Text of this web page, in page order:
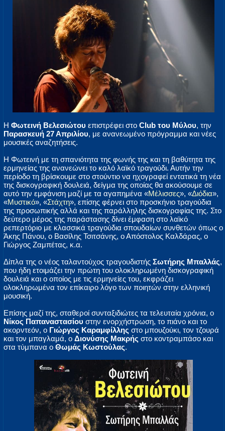
Η Φωτεινή Βελεσιώτου επιστρέφει στο Club του Μύλου, την
Παρασκευή 27 Απριλίου, με ανανεωμένο πρόγραμμα και νέες
μουσικές αναζητήσεις.
Η Φωτεινή με τη σπανιότητα της φωνής της και τη βαθύτητα της
ερμηνείας της ανανεώνει το καλό λαϊκό τραγούδι. Αυτήν την
περίοδο τη βρίσκουμε στο στούντιο να ηχογραφεί εντατικά τη νέα
της δισκογραφική δουλειά, δείγμα της οποίας θα ακούσουμε σε
αυτό την εμφάνιση μαζί με τα αγαπημένα «Μέλισσες», «Διόδια»,
«Μυστικό», «Στάχτη», επίσης φέρνει στο προσκήνιο τραγούδια
της προσωπικής αλλά και της παράλληλης δισκογραφίας της. Στο
δεύτερο μέρος της παράστασης δίνει έμφαση στο λαϊκό
ρεπερτόριο με κλασσικά τραγούδια σπουδαίων συνθετών όπως ο
Άκης Πάνου, ο Βασίλης Τσιτσάνης, ο Απόστολος Καλδάρας, ο
Γιώργος Ζαμπέτας, κ.α.
Δίπλα της ο νέος ταλαντούχος τραγουδιστής Σωτήρης Μπαλλάς,
που ήδη ετοιμάζει την πρώτη του ολοκληρωμένη δισκογραφική
δουλειά και ο οποίος με τις ερμηνείες του, εκφράζει
ολοκληρωμένα τον επίκαιρο λόγο των ποιητών στην ελληνική
μουσική.
Επίσης μαζί της, σταθεροί συνταξιδιώτες τα τελευταία χρόνια, ο
Νίκος Παπαναστασίου στην ενορχήστρωση, το πιάνο και το
ακορντεόν, ο Γιώργος Καραμφίλλης στο μπουζούκι, τον τζουρά
και τον μπαγλαμά, ο Διονύσης Μακρής στο κοντραμπάσο και
στα τύμπανα ο Θωμάς Κωστούλας.